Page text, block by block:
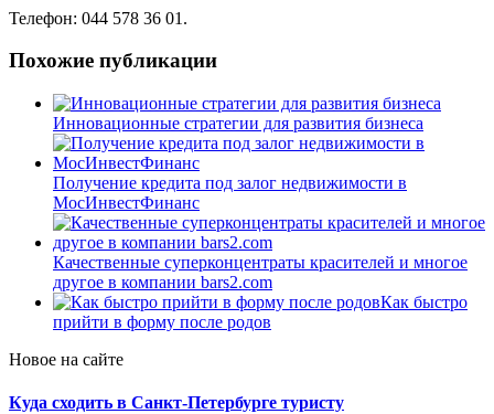
Телефон: 044 578 36 01.
Похожие публикации
Инновационные стратегии для развития бизнеса
Получение кредита под залог недвижимости в
МосИнвестФинанс
Качественные суперконцентраты красителей и многое
другое в компании bars2.com
Как быстро
прийти в форму после родов
Новое на сайте
Куда сходить в Санкт-Петербурге туристу